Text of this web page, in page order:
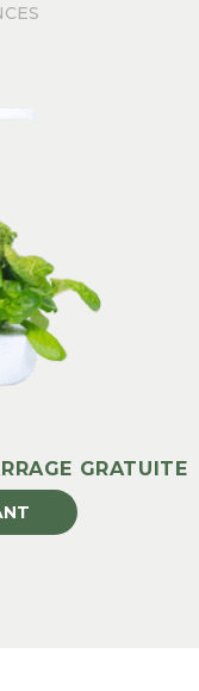
GRATUITE